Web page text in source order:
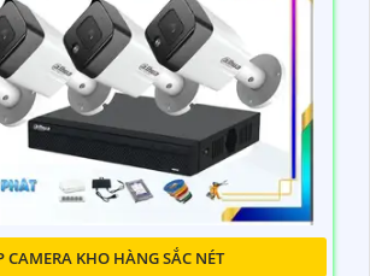
CAMERA KHO HÀNG SẮC NÉT